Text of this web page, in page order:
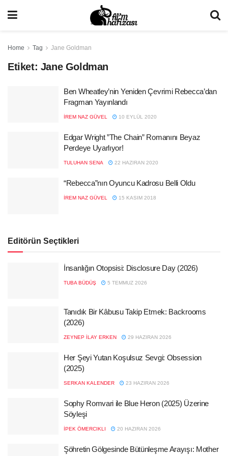
Home Tag Jane Goldman
Etiket: Jane Goldman
Ben Wheatley’nin Yeniden Çevrimi Rebecca’dan
Fragman Yayınlandı
İREM NAZ GÜVEL 10 EYLÜL 2020
Edgar Wright ”The Chain” Romanını Beyaz
Perdeye Uyarlıyor!
TULUHAN SENA 22 HAZIRAN 2020
“Rebecca”nın Oyuncu Kadrosu Belli Oldu
İREM NAZ GÜVEL 15 KASIM 2018
Editörün Seçtikleri
İnsanlığın Otopsisi: Disclosure Day (2026)
TUBA BÜDÜŞ 5 TEMMUZ 2026
Tanıdık Bir Kâbusu Takip Etmek: Backrooms
(2026)
ZEYNEP İLAY ERKEN 29 HAZIRAN 2026
Her Şeyi Yutan Koşulsuz Sevgi: Obsession
(2025)
SERKAN KALENDER 23 HAZIRAN 2026
Sophy Romvari ile Blue Heron (2025) Üzerine
Söyleşi
İPEK ÖMERCIKLI 20 HAZIRAN 2026
Şöhretin Gölgesinde Bütünleşme Arayışı: Mother